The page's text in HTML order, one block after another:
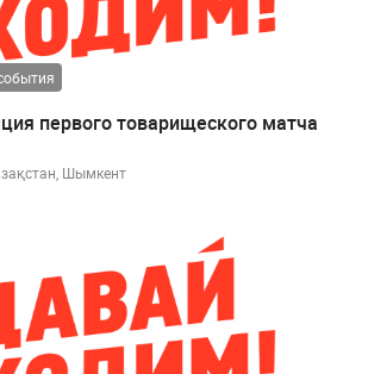
первого товарищеского матча
Шымкент